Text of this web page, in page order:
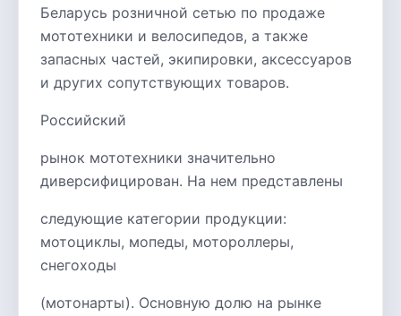
Беларусь розничной сетью по продаже
мототехники и велосипедов, а также
запасных частей, экипировки, аксессуаров
и других сопутствующих товаров.
Российский
рынок мототехники значительно
диверсифицирован. На нем представлены
следующие категории продукции:
мотоциклы, мопеды, мотороллеры,
снегоходы
(мотонарты). Основную долю на рынке